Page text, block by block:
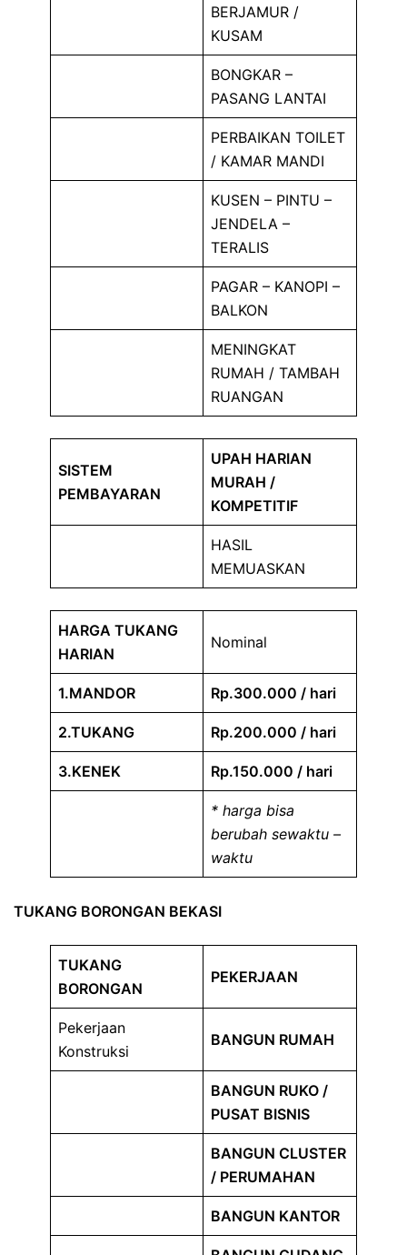
BERJAMUR /
KUSAM
BONGKAR –
PASANG LANTAI
PERBAIKAN TOILET
/ KAMAR MANDI
KUSEN – PINTU –
JENDELA –
TERALIS
PAGAR – KANOPI –
BALKON
MENINGKAT
RUMAH / TAMBAH
RUANGAN
SISTEM
PEMBAYARAN
UPAH HARIAN
MURAH /
KOMPETITIF
HASIL
MEMUASKAN
HARGA TUKANG
HARIAN
Nominal
1.MANDOR Rp.300.000 / hari
2.TUKANG Rp.200.000 / hari
3.KENEK Rp.150.000 / hari
* harga bisa
berubah sewaktu –
waktu
TUKANG BORONGAN BEKASI
TUKANG
BORONGAN
PEKERJAAN
Pekerjaan
Konstruksi
BANGUN RUMAH
BANGUN RUKO /
PUSAT BISNIS
BANGUN CLUSTER
/ PERUMAHAN
BANGUN KANTOR